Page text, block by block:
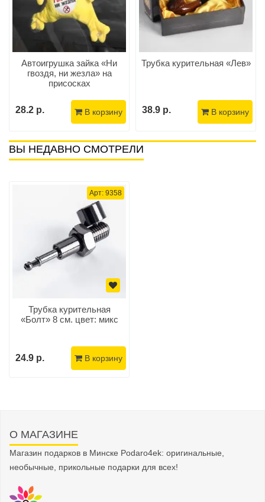
Автоигрушка зайка «Ни
гвоздя, ни жезла» на
присосках
28.2 р. В корзину
Трубка курительная «Лев»
38.9 р. В корзину
ВЫ НЕДАВНО СМОТРЕЛИ
Арт: 9358
Трубка курительная
«Болт» 8 см. цвет: микс
24.9 р. В корзину
О МАГАЗИНЕ
Магазин подарков в Минске Podaro4ek: оригинальные,
необычные, прикольные подарки для всех!